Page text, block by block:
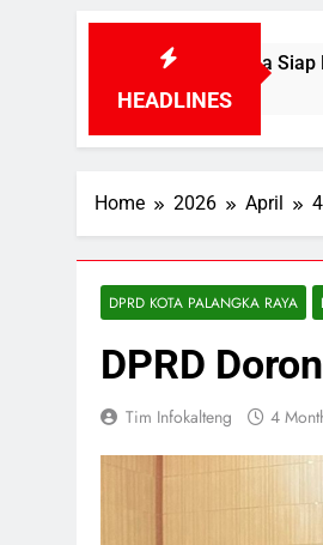
HEADLINES
Rhama Siap Kawal Sejak 100
Home 2026 April 4
DPRD KOTA PALANGKA RAYA
DPRD
Tim Infokalteng 4